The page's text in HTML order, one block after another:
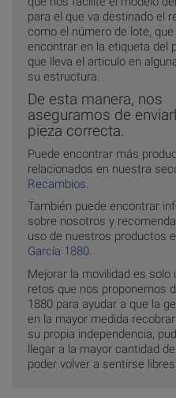
para el que va destinado el
como el número de lote, que
encontrar en la etiqueta del
que lleva el artículo en
su estructura.
De esta manera, nos
aseguramos de
pieza correcta.
Puede encontrar más
relacionados en nuestra
Recambios
También puede encontrar
sobre nosotros y
uso de nuestros productos
García 1880.
Mejorar la movilidad es solo
retos que nos proponemos
1880 para ayudar a que la
en la mayor medida
su propia independencia,
llegar a la mayor cantidad
poder volver a sentirse